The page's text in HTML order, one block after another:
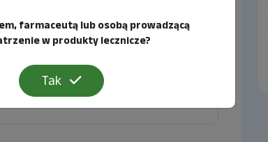
farmaceutą lub osobą prowadzącą
w produkty lecznicze?
Tak